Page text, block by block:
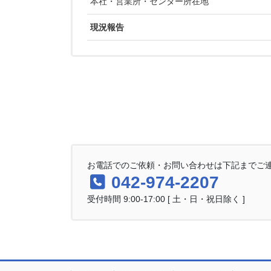
現況報告
お電話でのご依頼・お問い合わせは下記までご
042-974-2207
受付時間 9:00-17:00 [ 土・日・祝日除く ]